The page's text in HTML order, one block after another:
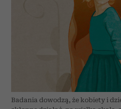
Badania dowodzą, że kobiety i